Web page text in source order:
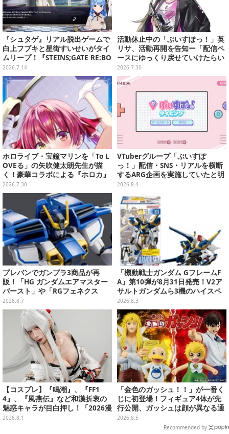
『シュタゲ』リアル脱出ゲームで
白上フブキと星街すいせいがタイ
ムリープ！『STEINS;GATE RE:BO
OT』リリース前に再認識した
「シュタゲすげえ！」【白上フブ
キ／星街すいせい／大空スバル／
兎田ぺこら】
2026.7.14
活動休止中の「ぶいすぽっ！」英
リサ、活動再開を告知ー「配信ペ
ースにゆっくり戻せていけたらい
いな」と意気込み
2026.7.30
ホロライブ・宝鐘マリンを「To L
OVEる」の矢吹健太朗先生が描
く！豪華コラボによる『ホロカ』
限定カードがお披露目
2026.7.30
VTuberグループ「ぶいすぽ
っ！」配信・SNS・リアルを横断
するARG企画を実施していたと明
らかに―ファンメイドらしきタイ
2026.8.4
プレバンでガンプラ3商品が再
販！「HG ガンダムエアマスター
バースト」や「RGフェネクス
（ナラティブVer.）」も
2026.8.7
「機動戦士ガンダム GフレームF
A」第10弾が8月31日発売！V2ア
サルトガンダムら3機のハイスペ
ック可動フィギュア
2026.8.3
【コスプレ】『鳴潮』、『FF1
4』、『風燕伝』など和漢折衷の
魅惑キャラが目白押し！「2026漫
画博覧会」美麗レイヤー13選【写
2026.8.1
「金色のガッシュ！！」が一番く
じに初登場！フィギュア4体が先
行公開、ガッシュは顔が異なる通
常/ザケルver.の2種
2026.8.5
Recommended by